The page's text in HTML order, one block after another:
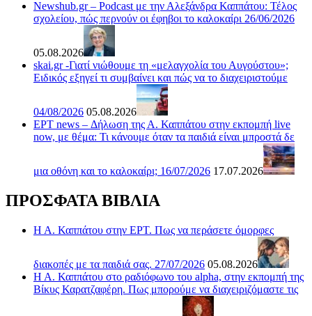
Newshub.gr – Podcast με την Αλεξάνδρα Καππάτου: Τέλος
σχολείου, πώς περνούν οι έφηβοι το καλοκαίρι 26/06/2026
05.08.2026
skai.gr -Γιατί νιώθουμε τη «μελαγχολία του Αυγούστου»;
Ειδικός εξηγεί τι συμβαίνει και πώς να το διαχειριστούμε
04/08/2026 05.08.2026
ΕΡΤ news – Δήλωση της Α. Καππάτου στην εκπομπή live
now, με θέμα: Τι κάνουμε όταν τα παιδιά είναι μπροστά δε
μια οθόνη και το καλοκαίρι; 16/07/2026 17.07.2026
ΠΡΟΣΦΑΤΑ ΒΙΒΛΙΑ
Η Α. Καππάτου στην ΕΡΤ. Πως να περάσετε όμορφες
διακοπές με τα παιδιά σας. 27/07/2026 05.08.2026
Η Α. Καππάτου στο ραδιόφωνο του alpha, στην εκπομπή της
Βίκυς Καρατζαφέρη. Πως μπορούμε να διαχειριζόμαστε τις